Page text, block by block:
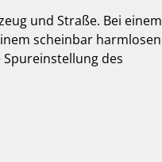
und Straße. Bei einem
scheinbar harmlosen
des